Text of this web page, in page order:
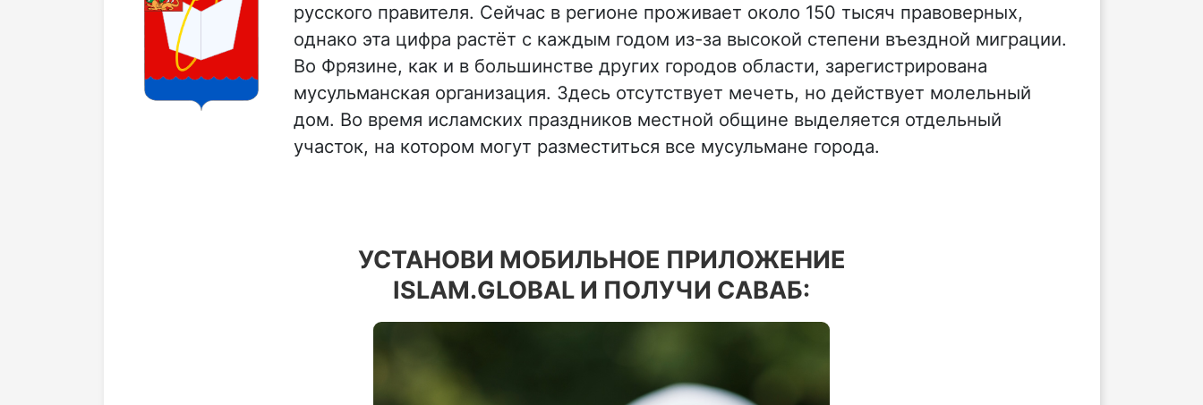
русского правителя. Сейчас в регионе проживает около 150 тысяч правоверных,
однако эта цифра растёт с каждым годом из-за высокой степени въездной миграции.
Во Фрязине, как и в большинстве других городов области, зарегистрирована
мусульманская организация. Здесь отсутствует мечеть, но действует молельный
дом. Во время исламских праздников местной общине выделяется отдельный
участок, на котором могут разместиться все мусульмане города.
УСТАНОВИ МОБИЛЬНОЕ ПРИЛОЖЕНИЕ
ISLAM.GLOBAL И ПОЛУЧИ САВАБ: